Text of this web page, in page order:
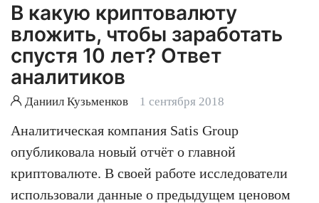
В какую криптовалюту
вложить, чтобы заработать
спустя 10 лет? Ответ
аналитиков
Даниил Кузьменков 1 сентября 2018
Аналитическая компания Satis Group
опубликовала новый отчёт о главной
криптовалюте. В своей работе исследователи
использовали данные о предыдущем ценовом